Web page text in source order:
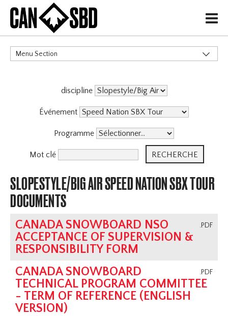
H
Menu Section
Événements & Compétitions
discipline
Événement
Programme
Mot clé
SLOPESTYLE/BIG AIR SPEED NATION SBX TOUR
DOCUMENTS
.PDF
CANADA SNOWBOARD NSO
ACCEPTANCE OF SUPERVISION &
RESPONSIBILITY FORM
.PDF
CANADA SNOWBOARD
TECHNICAL PROGRAM COMMITTEE
- TERM OF REFERENCE (ENGLISH
VERSION)